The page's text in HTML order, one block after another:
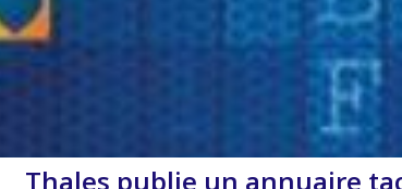
Thales publie un annuaire